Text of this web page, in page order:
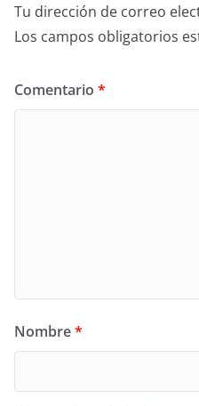
Tu dirección de correo
Los campos obligatorios
Comentario *
Nombre*